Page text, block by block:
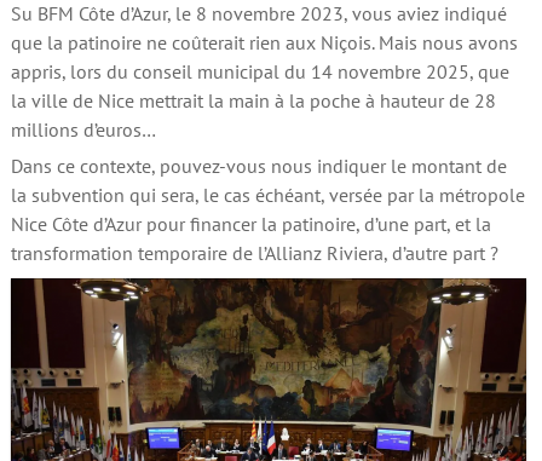
Su BFM Côte d’Azur, le 8 novembre 2023, vous aviez indiqué
que la patinoire ne coûterait rien aux Niçois. Mais nous avons
appris, lors du conseil municipal du 14 novembre 2025, que
la ville de Nice mettrait la main à la poche à hauteur de 28
millions d’euros…
Dans ce contexte, pouvez-vous nous indiquer le montant de
la subvention qui sera, le cas échéant, versée par la métropole
Nice Côte d’Azur pour financer la patinoire, d’une part, et la
transformation temporaire de l’Allianz Riviera, d’autre part ?